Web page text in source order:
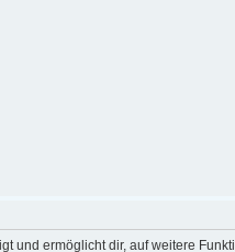
und ermöglicht dir, auf weitere